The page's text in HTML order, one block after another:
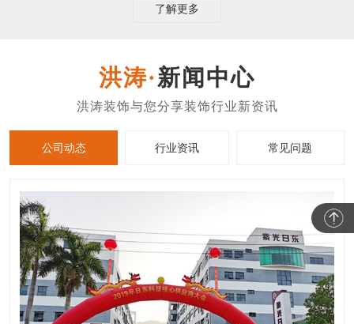
了解更多
新闻中心
公司动态 行业资讯 常见问题